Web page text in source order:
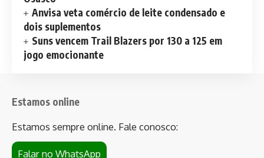
Anvisa veta comércio de leite condensado e
dois suplementos
Suns vencem Trail Blazers por 130 a 125 em
jogo emocionante
Estamos online
Estamos sempre online. Fale conosco:
Falar no WhatsApp